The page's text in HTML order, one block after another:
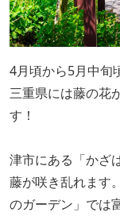
4月頃から5月中旬
三重県には藤の花
す！
津市にある「かざ
藤が咲き乱れます
のガーデン」では